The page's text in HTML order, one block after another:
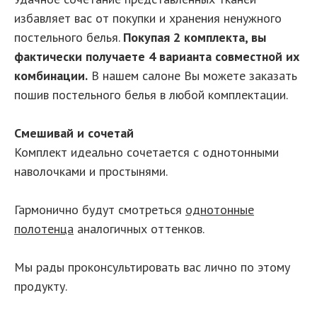
избавляет вас от покупки и хранения ненужного
постельного белья. Покупая 2 комплекта, вы
фактически получаете 4 варианта совместной их
комбинации. В нашем салоне Вы можете заказать
пошив постельного белья в любой комплектации.
Смешивай и сочетай
Комплект идеально сочетается с однотонными
наволочками и простынями.
Гармонично будут смотреться однотонные
полотенца аналогичных оттенков.
Мы рады проконсультировать вас лично по этому
продукту.